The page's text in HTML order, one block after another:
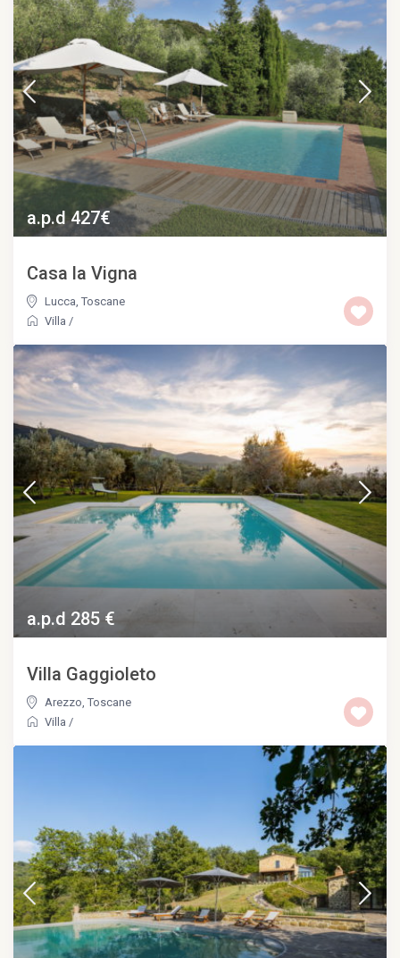
a.p.d 427€
Casa la Vigna
Lucca ,Toscane
Villa /
a.p.d 285 €
Villa Gaggioleto
Arezzo ,Toscane
Villa /